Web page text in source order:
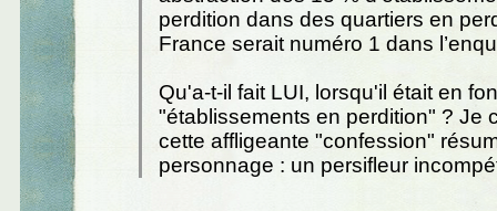
perdition dans des quartiers en
France serait numéro 1 dans
Qu'a-t-il fait LUI, lorsqu'il était en
"établissements en perdition" ? Je
cette affligeante "confession"
personnage : un persifleur